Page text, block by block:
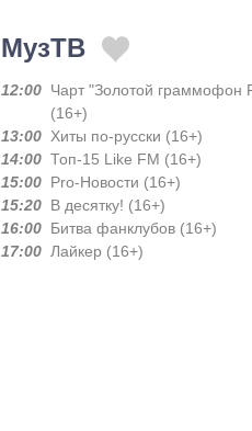
МузТВ
12:00 Чарт "Золотой граммофон
(16+)
13:00 Хиты по-русски (16+)
14:00 Топ-15 Like FM (16+)
15:00 Pro-Новости (16+)
15:20 В десятку! (16+)
16:00 Битва фанклубов (16+)
17:00 Лайкер (16+)